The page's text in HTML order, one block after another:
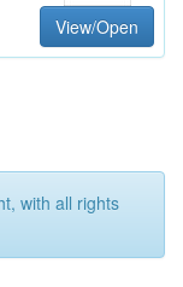
View/Open
with all rights